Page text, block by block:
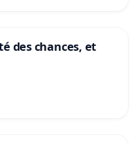
des chances, et